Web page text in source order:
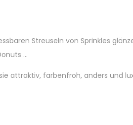
Streuseln von Sprinkles
…
attraktiv, farbenfroh, anders und